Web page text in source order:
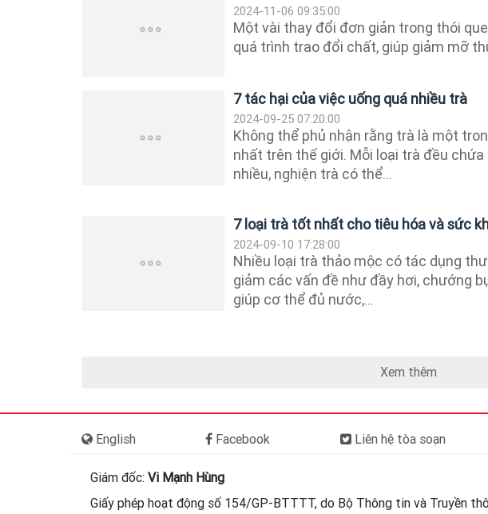
2024-11-06 09:35:00
Một vài thay đổi đơn giản trong thói
quá trình trao đổi chất, giúp giảm mỡ
7 tác hại của việc uống quá nhiều trà
2024-09-25 07:20:00
Không thể phủ nhận rằng trà là một
nhất trên thế giới. Mỗi loại trà đều
nhiều, nghiện trà có thể...
7 loại trà tốt nhất cho tiêu hóa và sức
2024-09-10 17:28:00
Nhiều loại trà thảo mộc có tác dụng
giảm các vấn đề như đầy hơi, chướng
giúp cơ thể đủ nước,...
Xem thêm
English Facebook Liên hệ tòa soạn
Giám đốc: Vi Mạnh Hùng
Giấy phép hoạt động số 154/GP-BTTTT, do Bộ Thông tin và Truyền